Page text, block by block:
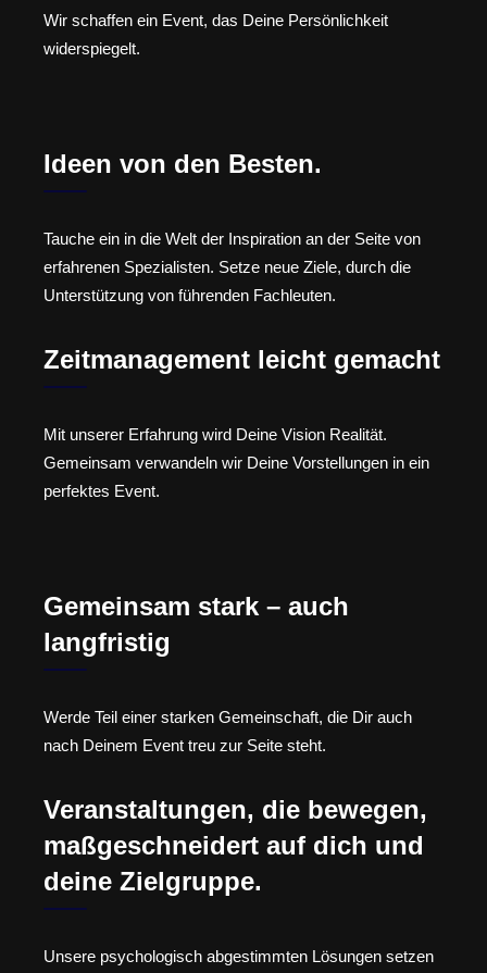
Wir schaffen ein Event, das Deine Persönlichkeit
widerspiegelt.
Ideen von den Besten.
Tauche ein in die Welt der Inspiration an der Seite von
erfahrenen Spezialisten. Setze neue Ziele, durch die
Unterstützung von führenden Fachleuten.
Zeitmanagement leicht gemacht
Mit unserer Erfahrung wird Deine Vision Realität.
Gemeinsam verwandeln wir Deine Vorstellungen in ein
perfektes Event.
Gemeinsam stark – auch
langfristig
Werde Teil einer starken Gemeinschaft, die Dir auch
nach Deinem Event treu zur Seite steht.
Veranstaltungen, die bewegen,
maßgeschneidert auf dich und
deine Zielgruppe.
Unsere psychologisch abgestimmten Lösungen setzen